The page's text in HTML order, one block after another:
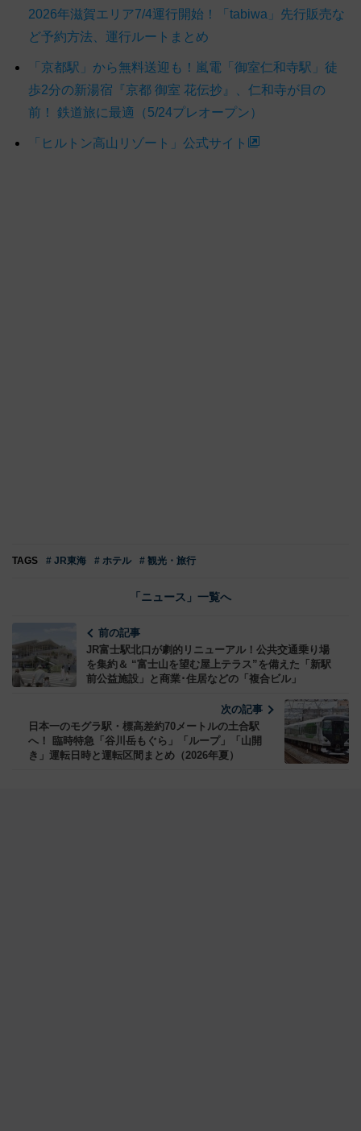
2026年滋賀エリア7/4運行開始！「tabiwa」先行販売な
ど予約方法、運行ルートまとめ
「京都駅」から無料送迎も！嵐電「御室仁和寺駅」徒
歩2分の新湯宿『京都 御室 花伝抄』、仁和寺が目の
前！ 鉄道旅に最適（5/24プレオープン）
「ヒルトン高山リゾート」公式サイト
TAGS # JR東海 # ホテル # 観光・旅行
「ニュース」一覧へ
前の記事
JR富士駅北口が劇的リニューアル！公共交通乗り場
を集約＆ “富士山を望む屋上テラス”を備えた「新駅
前公益施設」と商業･住居などの「複合ビル」
次の記事
日本一のモグラ駅・標高差約70メートルの土合駅
へ！ 臨時特急「谷川岳もぐら」「ループ」「山開
き」運転日時と運転区間まとめ（2026年夏）